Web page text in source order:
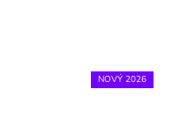
NOVÝ 2026